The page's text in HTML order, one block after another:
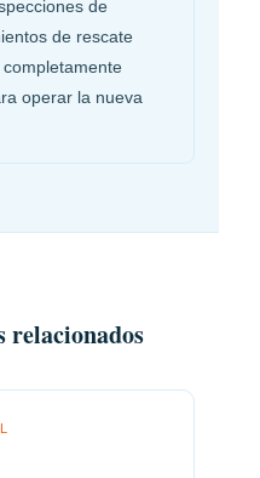
de
de rescate
operar la nueva
relacionados